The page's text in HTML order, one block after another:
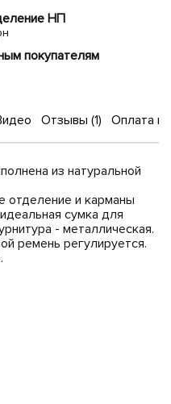
НП
покупателям
Отзывы (1) Оплата и
из натуральной
отделение и карманы
сумка для
- металлическая.
ремень регулируется.